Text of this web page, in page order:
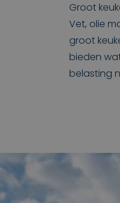
Groot
Vet, olie
groot
bieden
belasting